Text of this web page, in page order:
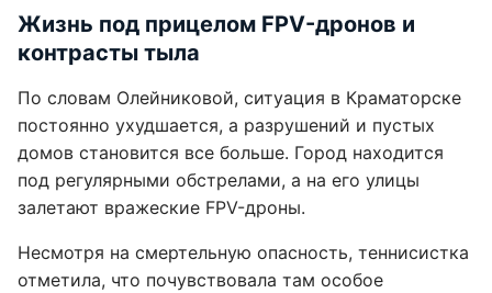
Жизнь под прицелом FPV-дронов и
контрасты тыла
По словам Олейниковой, ситуация в Краматорске
постоянно ухудшается, а разрушений и пустых
домов становится все больше. Город находится
под регулярными обстрелами, а на его улицы
залетают вражеские FPV-дроны.
Несмотря на смертельную опасность, теннисистка
отметила, что почувствовала там особое